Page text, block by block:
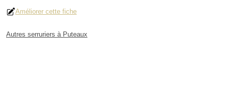
Améliorer cette fiche
Autres serruriers à Puteaux